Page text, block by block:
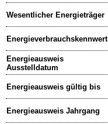
Wesentlicher Energieträger
Energieverbrauchskennwert
Energieausweis
Ausstelldatum
Energieausweis gültig bis
Energieausweis Jahrgang